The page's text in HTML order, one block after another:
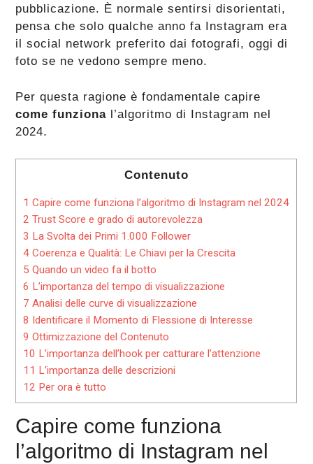
pubblicazione. È normale sentirsi disorientati,
pensa che solo qualche anno fa Instagram era
il social network preferito dai fotografi, oggi di
foto se ne vedono sempre meno.
Per questa ragione è fondamentale capire
come funziona l’algoritmo di Instagram nel
2024.
Contenuto
1 Capire come funziona l’algoritmo di Instagram nel 2024
2 Trust Score e grado di autorevolezza
3 La Svolta dei Primi 1.000 Follower
4 Coerenza e Qualità: Le Chiavi per la Crescita
5 Quando un video fa il botto
6 L’importanza del tempo di visualizzazione
7 Analisi delle curve di visualizzazione
8 Identificare il Momento di Flessione di Interesse
9 Ottimizzazione del Contenuto
10 L’importanza dell’hook per catturare l’attenzione
11 L’importanza delle descrizioni
12 Per ora è tutto
Capire come funziona
l’algoritmo di Instagram nel